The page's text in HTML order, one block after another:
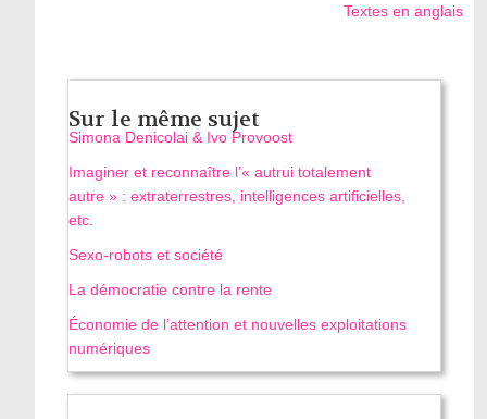
Textes en anglais
Sur le même sujet
Simona Denicolai & Ivo Provoost
Imaginer et reconnaître l’« autrui totalement
autre » : extraterrestres, intelligences artificielles,
etc.
Sexo-robots et société
La démocratie contre la rente
Économie de l’attention et nouvelles exploitations
numériques